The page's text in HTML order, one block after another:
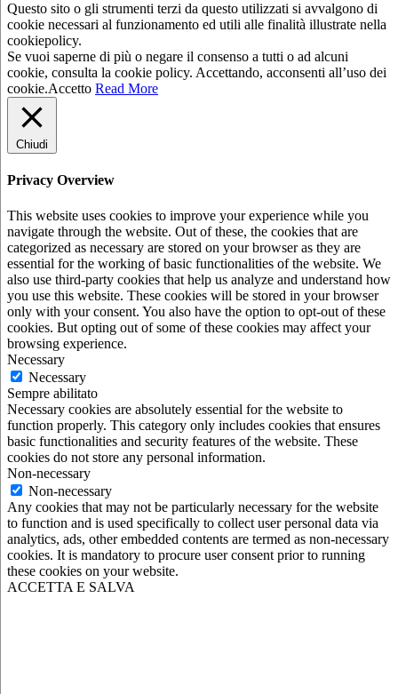
Questo sito o gli strumenti terzi da questo utilizzati si avvalgono di
cookie necessari al funzionamento ed utili alle finalità illustrate nella
cookiepolicy.
Se vuoi saperne di più o negare il consenso a tutti o ad alcuni
cookie, consulta la cookie policy. Accettando, acconsenti all’uso dei
cookie.Accetto Read More
Chiudi
Privacy Overview
This website uses cookies to improve your experience while you
navigate through the website. Out of these, the cookies that are
categorized as necessary are stored on your browser as they are
essential for the working of basic functionalities of the website. We
also use third-party cookies that help us analyze and understand how
you use this website. These cookies will be stored in your browser
only with your consent. You also have the option to opt-out of these
cookies. But opting out of some of these cookies may affect your
browsing experience.
Necessary
Necessary
Sempre abilitato
Necessary cookies are absolutely essential for the website to
function properly. This category only includes cookies that ensures
basic functionalities and security features of the website. These
cookies do not store any personal information.
Non-necessary
Non-necessary
Any cookies that may not be particularly necessary for the website
to function and is used specifically to collect user personal data via
analytics, ads, other embedded contents are termed as non-necessary
cookies. It is mandatory to procure user consent prior to running
these cookies on your website.
ACCETTA E SALVA